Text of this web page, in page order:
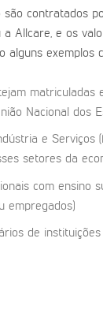
são contratados
a Allcare, e os
alguns
Nacional dos
e Serviços
setores da
com ensino
empregados)
de